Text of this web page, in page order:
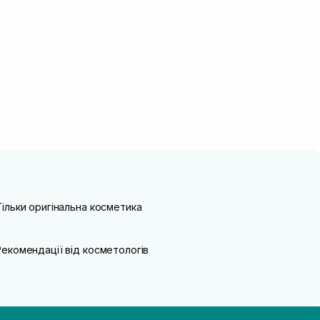
оригінальна косметика
від косметологів